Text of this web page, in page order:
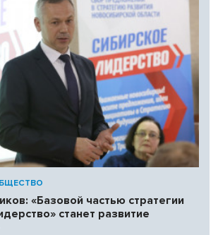
«Базовой частью cтратегии
станет развитие